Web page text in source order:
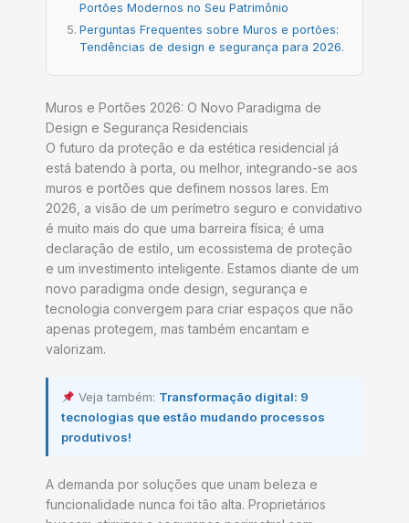
Portões Modernos no Seu Patrimônio
Perguntas Frequentes sobre Muros e portões:
Tendências de design e segurança para 2026.
Muros e Portões 2026: O Novo Paradigma de
Design e Segurança Residenciais
O futuro da proteção e da estética residencial já
está batendo à porta, ou melhor, integrando-se aos
muros e portões que definem nossos lares. Em
2026, a visão de um perímetro seguro e convidativo
é muito mais do que uma barreira física; é uma
declaração de estilo, um ecossistema de proteção
e um investimento inteligente. Estamos diante de um
novo paradigma onde design, segurança e
tecnologia convergem para criar espaços que não
apenas protegem, mas também encantam e
valorizam.
Veja também: Transformação digital: 9
tecnologias que estão mudando processos
produtivos!
A demanda por soluções que unam beleza e
funcionalidade nunca foi tão alta. Proprietários